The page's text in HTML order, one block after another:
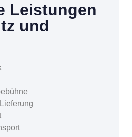
Leistungen
und